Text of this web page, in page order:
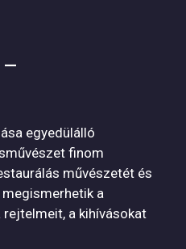
egyedülálló
finom
művészetét és
a
a kihívásokat